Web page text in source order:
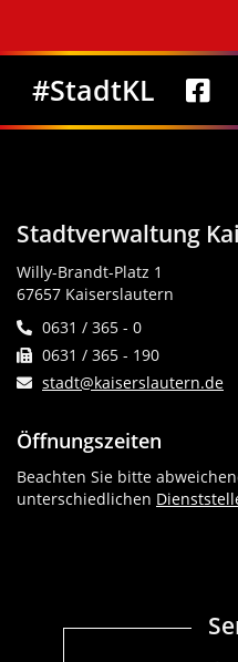
Social Media
#StadtKL
Stadtverwaltung
Willy-Brandt-Platz 1
67657 Kaiserslautern
0631 / 365 - 0
0631 / 365 - 190
stadt@kaiserslautern.de
Öffnungszeiten
Beachten Sie bitte
unterschiedlichen